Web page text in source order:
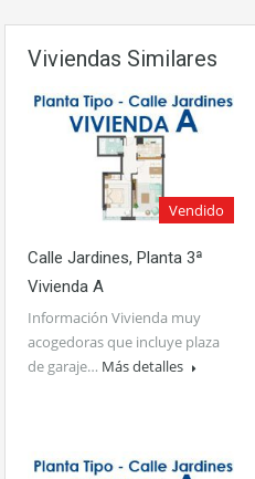
Viviendas Similares
Vendido
Calle Jardines, Planta 3ª
Vivienda A
Información Vivienda muy
acogedoras que incluye plaza
de garaje… Más detalles